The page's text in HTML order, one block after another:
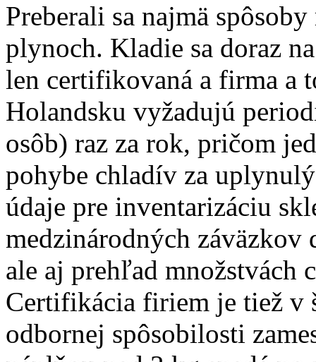
Preberali sa najmä
plynoch. Kladie sa doraz
len certifikovaná a firma a
Holandsku vyžadujú
osôb) raz za rok, pričom
pohybe chladív za
údaje pre inventarizáciu
medzinárodných
ale aj prehľad množstvách
Certifikácia firiem je tiež v
odbornej spôsobilosti